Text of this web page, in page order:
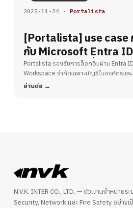
2025-11-24 · Portalista
[Portalista] use case
กับ Microsoft Entra
Workspace เพื่อยกระ
ปลอดภัยในออฟฟิศ
Portalista รองรับการล็อกอินผ่าน Entra
Workspace จำกัดเฉพาะบัญชีในองค์กรแล
บริษัทจาก 2FA/MFA ทันที
อ่านต่อ
N.V.K. INTER CO., LTD. — ตัวแทนจำหน่ายระ
Security, Network และ Fire Safety อย่างเ